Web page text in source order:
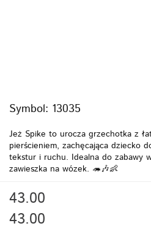
Symbol: 13035
Jeż Spike to urocza grzechotka z
pierścieniem, zachęcająca dziecko
tekstur i ruchu. Idealna do zabawy
zawieszka na wózek. 🦔🎶👶
43.00
43.00